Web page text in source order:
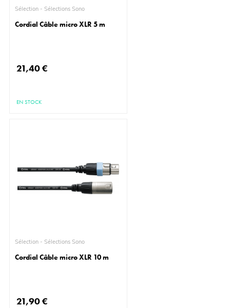
Sélection - Sélections Sono
Cordial Câble micro XLR 5 m
21,40 €
EN STOCK
Sélection - Sélections Sono
Cordial Câble micro XLR 10 m
21,90 €